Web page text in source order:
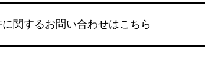
関するお問い合わせはこちら